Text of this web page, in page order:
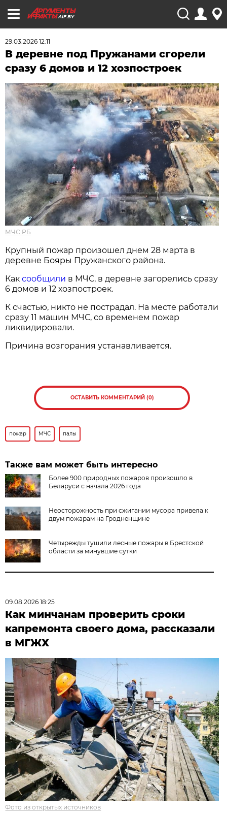
AIF.BY
29.03.2026 12:11
В деревне под Пружанами сгорели
сразу 6 домов и 12 хозпостроек
МЧС РБ
Крупный пожар произошел днем 28 марта в
деревне Бояры Пружанского района.
Каксообщили в МЧС, в деревне загорелись сразу
6 домов и 12 хозпостроек.
К счастью, никто не пострадал. На месте работали
сразу 11 машин МЧС, со временем пожар
ликвидировали.
Причина возгорания устанавливается.
ОСТАВИТЬ КОММЕНТАРИЙ (0)
пожар МЧС палы
Также вам может быть интересно
Более 900 природных пожаров произошло в
Беларуси с начала 2026 года
Неосторожность при сжигании мусора привела к
двум пожарам на Гродненщине
Четырежды тушили лесные пожары в Брестской
области за минувшие сутки
09.08.2026 18:25
Как минчанам проверить сроки
капремонта своего дома, рассказали
в МГЖХ
Фото из открытых источников